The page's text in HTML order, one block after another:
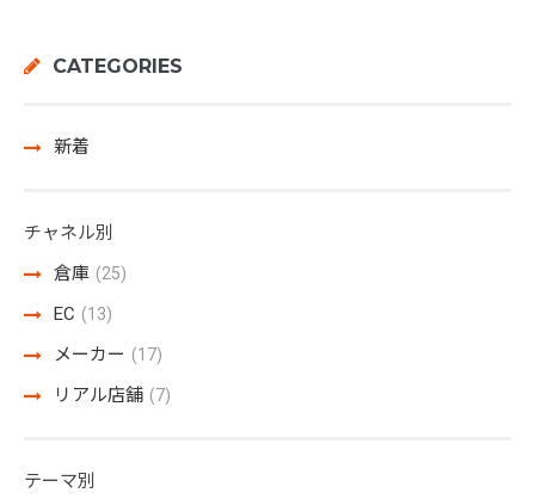
CATEGORIES
新着
チャネル別
倉庫 (25)
EC (13)
メーカー (17)
リアル店舗 (7)
テーマ別